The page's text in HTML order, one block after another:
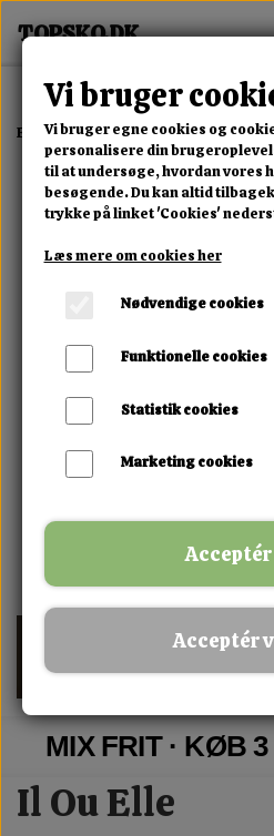
Forside Erotisk Kollektion Dvd Il
MIX FRIT · KØB
Il Ou Elle
Vi bruger
Vi bruger egne cookies og
personalisere din
til at undersøge, hvordan vores
besøgende. Du kan altid
trykke på linket 'Cookies'
Læs mere om cookies her
Nødvendige cookies
Funktionelle cookies
Statistik cookies
Marketing cookies
Acceptér